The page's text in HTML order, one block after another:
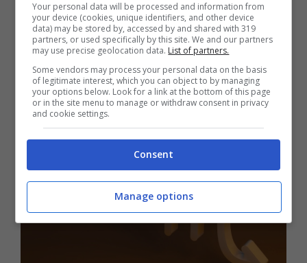
immaginare. Eppure è tutto vero, le stelle
saranno al loro fianco e non li
abbandoneranno per un po’, prolungando il
momento favorevole.
Your personal data will be processed and information from
your device (cookies, unique identifiers, and other device
data) may be stored by, accessed by and shared with 319
partners, or used specifically by this site. We and our partners
may use precise geolocation data. List of partners.
Some vendors may process your personal data on the basis
of legitimate interest, which you can object to by managing
your options below. Look for a link at the bottom of this page
or in the site menu to manage or withdraw consent in privacy
and cookie settings.
Consent
Manage options